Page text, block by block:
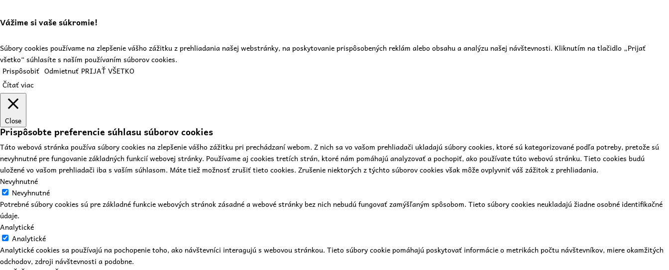
Vážime si vaše súkromie!
Súbory cookies používame na zlepšenie vášho zážitku z prehliadania našej webstránky, na poskytovanie prispôsobených reklám alebo obsahu a analýzu našej návštevnosti. Kliknutím na tlačidlo „Prijať
všetko“ súhlasíte s naším používaním súborov cookies.
Prispôsobiť Odmietnuť PRIJAŤ VŠETKO
Čítať viac
Close
Prispôsobte preferencie súhlasu súborov cookies
Táto webová stránka používa súbory cookies na zlepšenie vášho zážitku pri prechádzaní webom. Z nich sa vo vašom prehliadači ukladajú súbory cookies, ktoré sú kategorizované podľa potreby, pretože sú
nevyhnutné pre fungovanie základných funkcií webovej stránky. Používame aj cookies tretích strán, ktoré nám pomáhajú analyzovať a pochopiť, ako používate túto webovú stránku. Tieto cookies budú
uložené vo vašom prehliadači iba s vaším súhlasom. Máte tiež možnosť zrušiť tieto cookies. Zrušenie niektorých z týchto súborov cookies však môže ovplyvniť váš zážitok z prehliadania.
Nevyhnutné
Nevyhnutné
Potrebné súbory cookies sú pre základné funkcie webových stránok zásadné a webové stránky bez nich nebudú fungovať zamýšľaným spôsobom. Tieto súbory cookies neukladajú žiadne osobné identifikačné
údaje.
Analytické
Analytické
Analytické cookies sa používajú na pochopenie toho, ako návštevníci interagujú s webovou stránkou. Tieto súbory cookie pomáhajú poskytovať informácie o metrikách počtu návštevníkov, miere okamžitých
odchodov, zdroji návštevnosti a podobne.